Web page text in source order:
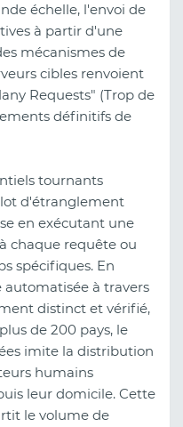
échelle, l'envoi de
à partir d'une
mécanismes de
cibles renvoient
Requests" (Trop de
définitifs de
tournants
d'étranglement
en exécutant une
chaque requête ou
spécifiques. En
à travers
distinct et vérifié,
de 200 pays, le
imite la distribution
humains
leur domicile. Cette
le volume de